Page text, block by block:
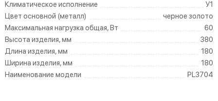
Климатическое исполнение
У1
Цвет основной (металл)
черное золото
Максимальная нагрузка общая, Вт
60
Высота изделия, мм
380
Длина изделия, мм
180
Ширина изделия, мм
180
Наименование модели
PL3704